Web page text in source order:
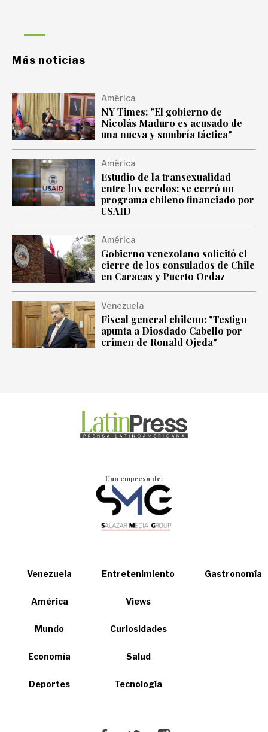
Más noticias
América
NY Times: "El gobierno de
Nicolás Maduro es acusado de
una nueva y sombría táctica"
América
Estudio de la transexualidad
entre los cerdos: se cerró un
programa chileno financiado por
USAID
América
Gobierno venezolano solicitó el
cierre de los consulados de Chile
en Caracas y Puerto Ordaz
Venezuela
Fiscal general chileno: "Testigo
apunta a Diosdado Cabello por
crimen de Ronald Ojeda"
Una empresa de:
Venezuela
América
Mundo
Economía
Deportes
Entretenimiento
Views
Curiosidades
Salud
Tecnología
Gastronomía